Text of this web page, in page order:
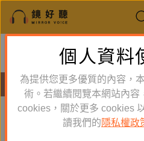
鏡好聽全新APP上
體驗全面升級，即刻下載
有聲書
遍路文化
個人資料
為提供您更多優質的內容，
術。若繼續閱覽本網站內容
cookies，關於更多 cookies
讀我們的 隱私權政